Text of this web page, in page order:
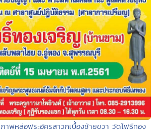
าพหล่อพระอัครสาวกเบื้องซ้ายขวา วัดโพธิ์ทอง